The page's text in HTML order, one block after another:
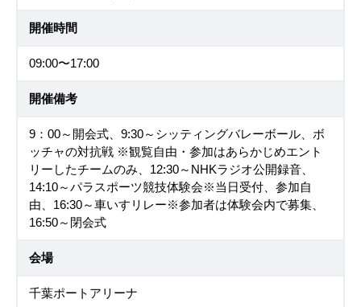
開催時間
09:00〜17:00
開催備考
9：00～開会式、9:30～シッティングバレーボール、ボ
ッチャの対抗戦 ※観覧自由・参加はあらかじめエント
リーしたチームのみ、12:30～NHKラジオ公開録音、
14:10～パラスポーツ競技体験会※当日受付、参加自
由、16:30～車いすリレー※参加者は体験会内で募集、
16:50～閉会式
会場
千葉ポートアリーナ